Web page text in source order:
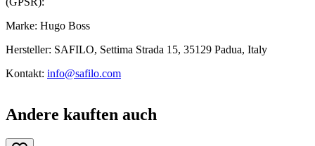
Marke: Hugo Boss
Hersteller: SAFILO, Settima Strada 15, 35129 Padua, Italy
Kontakt: info@safilo.com
Andere kauften auch